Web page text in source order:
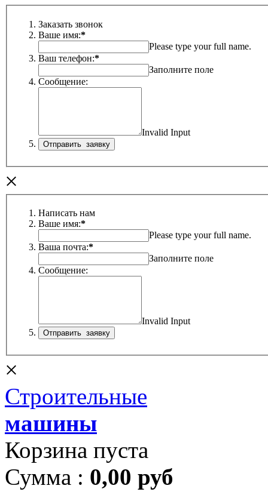
Заказать звонок
Ваше имя:*
Please type your full name.
Ваш телефон:*
Заполните поле
Сообщение:
Invalid Input
×
Написать нам
Ваше имя:*
Please type your full name.
Ваша почта:*
Заполните поле
Сообщение:
Invalid Input
×
Строительные
машины
Корзина пуста
Сумма : 0,00 руб